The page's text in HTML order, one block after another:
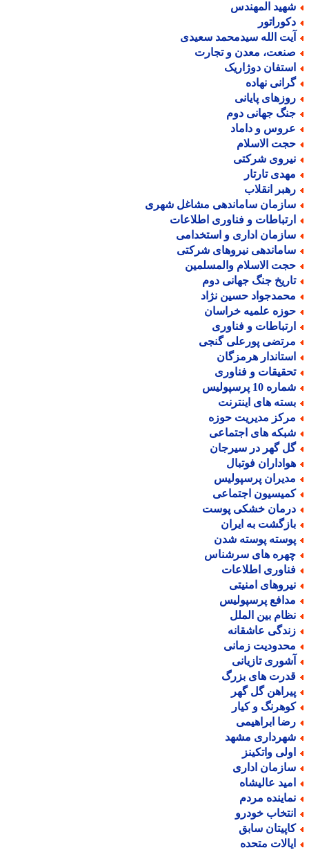
المهندس
الله سیدمحمد سعیدی
معدن و تجارت
دوژاریک
نهاده
پایانی
جهانی دوم
و داماد
الاسلام
شرکتی
تارتار
انقلاب
ساماندهی مشاغل شهری
و فناوری اطلاعات
اداری و استخدامی
نیروهای شرکتی
الاسلام والمسلمین
جنگ جهانی دوم
حسین نژاد
علمیه خراسان
و فناوری
پورعلی گنجی
هرمزگان
و فناوری
10 پرسپولیس
های اینترنت
مدیریت حوزه
های اجتماعی
گهر در سیرجان
فوتبال
پرسپولیس
اجتماعی
خشکی پوست
به ایران
پوسته شدن
های سرشناس
اطلاعات
امنیتی
پرسپولیس
بین الملل
عاشقانه
زمانی
تازیانی
های بزرگ
گل گهر
و کیار
ابراهیمی
مشهد
واتکینز
اداری
عالیشاه
مردم
خودرو
سابق
متحده